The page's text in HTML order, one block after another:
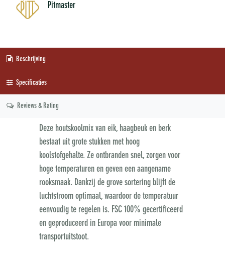
Pitmaster
Beschrijving
Specificaties
Reviews & Rating
Deze houtskoolmix van eik, haagbeuk en berk
bestaat uit grote stukken met hoog
koolstofgehalte. Ze ontbranden snel, zorgen voor
hoge temperaturen en geven een aangename
rooksmaak. Dankzij de grove sortering blijft de
luchtstroom optimaal, waardoor de temperatuur
eenvoudig te regelen is. FSC 100% gecertificeerd
en geproduceerd in Europa voor minimale
transportuitstoot.